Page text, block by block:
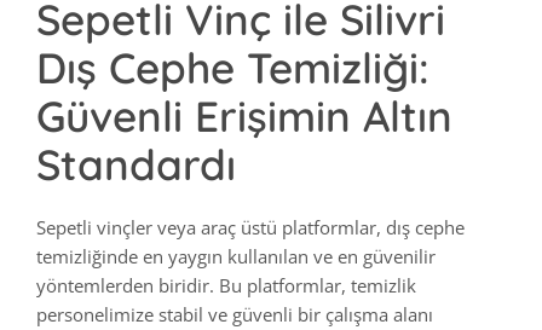
Sepetli Vinç ile Silivri
Dış Cephe Temizliği:
Güvenli Erişimin Altın
Standardı
Sepetli vinçler veya araç üstü platformlar, dış cephe
temizliğinde en yaygın kullanılan ve en güvenilir
yöntemlerden biridir. Bu platformlar, temizlik
personelimize stabil ve güvenli bir çalışma alanı